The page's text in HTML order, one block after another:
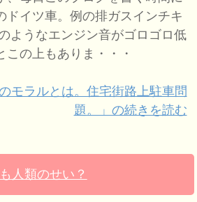
ドイツ車。例の排ガスインチキ
ようなエンジン音がゴロゴロ低
この上もありま・・・
モラルとは。住宅街路上駐車問
題。」の続きを読む
人類のせい？